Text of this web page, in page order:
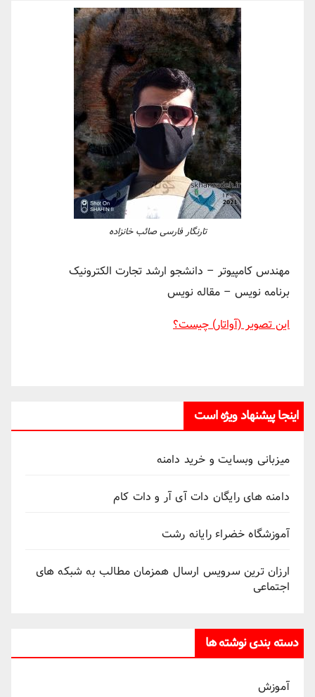
تارنگار فارسی صائب خانزاده
مهندس کامپیوتر – دانشجو ارشد تجارت الکترونیک
برنامه نویس – مقاله نویس
این تصویر (آواتار) چیست؟
اینجا پیشنهاد ویژه است
میزبانی وبسایت و خرید دامنه
دامنه های رایگان دات آی آر و دات کام
آموزشگاه خضراء رایانه رشت
ارزان ترین سرویس ارسال همزمان مطالب به شبکه های
اجتماعی
دسته بندی نوشته ها
آموزش